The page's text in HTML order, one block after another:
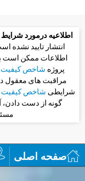
اطلاعیه درمورد
انتشار تایید نشده
اطلاعات ممکن است
پروژه شاخص کیفیت
مراقبت های معقول
شرایطی شاخص کیفیت
گونه از دست
صفحه اصلی